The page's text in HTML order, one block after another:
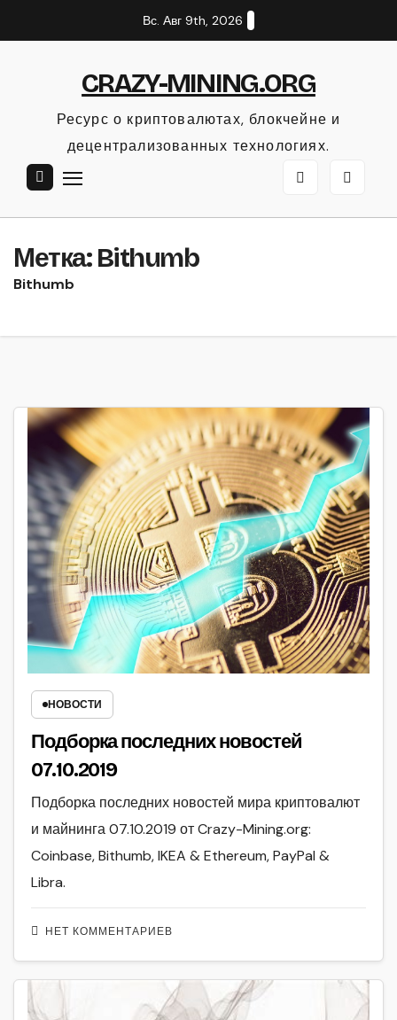
к
Вс. Авг 9th, 2026
CRAZY-MINING.ORG
Ресурс о криптовалютах, блокчейне и
децентрализованных технологиях.
Метка:Bithumb
Bithumb
НОВОСТИ
Подборка последних новостей
07.10.2019
НЕТ КОММЕНТАРИЕВ
Подборка последних новостей мира криптовалют
и майнинга 07.10.2019 от Crazy-Mining.org:
Coinbase, Bithumb, IKEA & Ethereum, PayPal &
Libra.